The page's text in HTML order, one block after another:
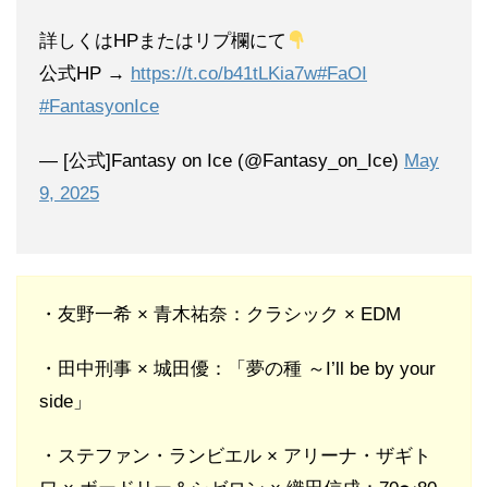
詳しくはHPまたはリプ欄にて
公式HP → https://t.co/b41tLKia7w#FaOI
#FantasyonIce
— [公式]Fantasy on Ice (@Fantasy_on_Ice) May
9, 2025
・友野一希 × 青木祐奈：クラシック × EDM
・田中刑事 × 城田優：「夢の種 ～I’ll be by your
side」
・ステファン・ランビエル × アリーナ・ザギト